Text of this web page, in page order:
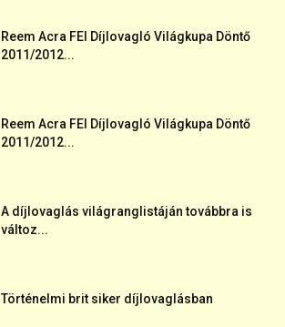
Reem Acra FEI Díjlovagló Világkupa Döntő
2011/2012...
Reem Acra FEI Díjlovagló Világkupa Döntő
2011/2012...
A díjlovaglás világranglistáján továbbra is
változ...
Történelmi brit siker díjlovaglásban